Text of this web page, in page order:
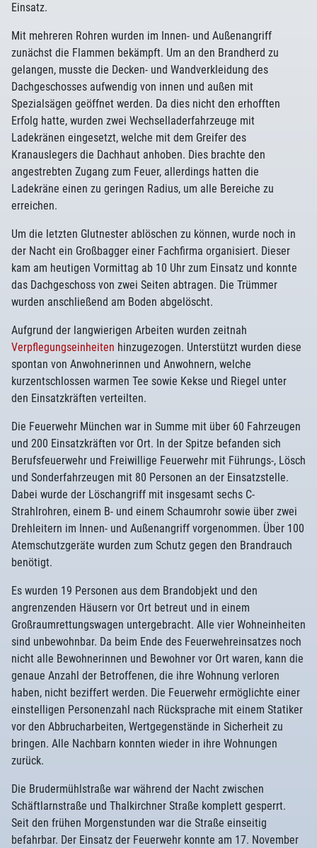
Einsatz.
Mit mehreren Rohren wurden im Innen- und Außenangriff
zunächst die Flammen bekämpft. Um an den Brandherd zu
gelangen, musste die Decken- und Wandverkleidung des
Dachgeschosses aufwendig von innen und außen mit
Spezialsägen geöffnet werden. Da dies nicht den erhofften
Erfolg hatte, wurden zwei Wechselladerfahrzeuge mit
Ladekränen eingesetzt, welche mit dem Greifer des
Kranauslegers die Dachhaut anhoben. Dies brachte den
angestrebten Zugang zum Feuer, allerdings hatten die
Ladekräne einen zu geringen Radius, um alle Bereiche zu
erreichen.
Um die letzten Glutnester ablöschen zu können, wurde noch in
der Nacht ein Großbagger einer Fachfirma organisiert. Dieser
kam am heutigen Vormittag ab 10 Uhr zum Einsatz und konnte
das Dachgeschoss von zwei Seiten abtragen. Die Trümmer
wurden anschließend am Boden abgelöscht.
Aufgrund der langwierigen Arbeiten wurden zeitnah
Verpflegungseinheiten hinzugezogen. Unterstützt wurden diese
spontan von Anwohnerinnen und Anwohnern, welche
kurzentschlossen warmen Tee sowie Kekse und Riegel unter
den Einsatzkräften verteilten.
Die Feuerwehr München war in Summe mit über 60 Fahrzeugen
und 200 Einsatzkräften vor Ort. In der Spitze befanden sich
Berufsfeuerwehr und Freiwillige Feuerwehr mit Führungs-, Lösch
und Sonderfahrzeugen mit 80 Personen an der Einsatzstelle.
Dabei wurde der Löschangriff mit insgesamt sechs C-
Strahlrohren, einem B- und einem Schaumrohr sowie über zwei
Drehleitern im Innen- und Außenangriff vorgenommen. Über 100
Atemschutzgeräte wurden zum Schutz gegen den Brandrauch
benötigt.
Es wurden 19 Personen aus dem Brandobjekt und den
angrenzenden Häusern vor Ort betreut und in einem
Großraumrettungswagen untergebracht. Alle vier Wohneinheiten
sind unbewohnbar. Da beim Ende des Feuerwehreinsatzes noch
nicht alle Bewohnerinnen und Bewohner vor Ort waren, kann die
genaue Anzahl der Betroffenen, die ihre Wohnung verloren
haben, nicht beziffert werden. Die Feuerwehr ermöglichte einer
einstelligen Personenzahl nach Rücksprache mit einem Statiker
vor den Abbrucharbeiten, Wertgegenstände in Sicherheit zu
bringen. Alle Nachbarn konnten wieder in ihre Wohnungen
zurück.
Die Brudermühlstraße war während der Nacht zwischen
Schäftlarnstraße und Thalkirchner Straße komplett gesperrt.
Seit den frühen Morgenstunden war die Straße einseitig
befahrbar. Der Einsatz der Feuerwehr konnte am 17. November